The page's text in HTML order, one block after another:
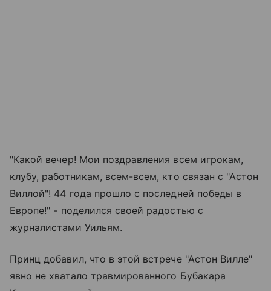
"Какой вечер! Мои поздравления всем игрокам,
клубу, работникам, всем-всем, кто связан с "Астон
Виллой"! 44 года прошло с последней победы в
Европе!" - поделился своей радостью с
журналистами Уильям.
Принц добавил, что в этой встрече "Астон Вилле"
явно не хватало травмированного Бубакара